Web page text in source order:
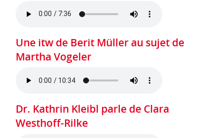
Une itw de Berit Müller au sujet de
Martha Vogeler
Dr. Kathrin Kleibl parle de Clara
Westhoff-Rilke